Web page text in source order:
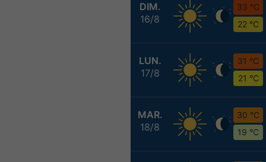
DIM.
16/8
33 °C
22 °C
LUN.
17/8
31 °C
21 °C
MAR.
18/8
30 °C
19 °C